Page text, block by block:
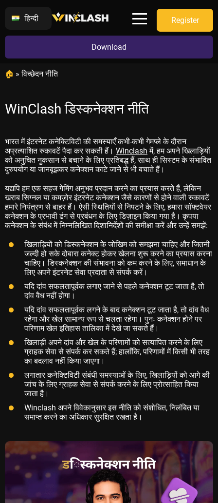
Register
Download
हिन्दी
🏠 »विच्छेदन नीति
WinClash डिस्कनेक्शन नीति
भारत में इंटरनेट कनेक्टिविटी की समस्याएँ कभी-कभी गेमप्ले के दौरान
अप्रत्याशित रुकावटें पैदा कर सकती हैं। Winclash में, हम अपने खिलाड़ियों
को अनुचित नुकसान से बचाने के लिए प्रतिबद्ध हैं, साथ ही सिस्टम के संभावित
दुरुपयोग या जानबूझकर कनेक्शन काटे जाने से भी बचाते हैं।
यद्यपि हम एक सहज गेमिंग अनुभव प्रदान करने का प्रयास करते हैं, लेकिन
खराब सिग्नल या कमज़ोर इंटरनेट कनेक्शन जैसे कारणों से होने वाली रुकावटें
हमारे नियंत्रण से बाहर हैं। ऐसी स्थितियों से निपटने के लिए, हमारा सॉफ़्टवेयर
कनेक्शन के प्रभावी ढंग से प्रबंधन के लिए डिज़ाइन किया गया है। कृपया
कनेक्शन के संबंध में निम्नलिखित दिशानिर्देशों की समीक्षा करें और उन्हें समझें:
खिलाड़ियों को डिस्कनेक्शन के जोखिम को समझना चाहिए और जितनी
जल्दी हो सके दोबारा कनेक्ट होकर खेलना शुरू करने का प्रयास करना
चाहिए। डिस्कनेक्शन की संभावना को कम करने के लिए, समाधान के
लिए अपने इंटरनेट सेवा प्रदाता से संपर्क करें।
यदि दांव सफलतापूर्वक लगाए जाने से पहले कनेक्शन टूट जाता है, तो
दांव वैध नहीं होगा।
यदि दांव सफलतापूर्वक लगने के बाद कनेक्शन टूट जाता है, तो दांव वैध
रहेगा और खेल सामान्य रूप से चलता रहेगा। पुनः कनेक्शन होने पर
परिणाम खेल इतिहास तालिका में देखे जा सकते हैं।
खिलाड़ी अपने दांव और खेल के परिणामों को सत्यापित करने के लिए
ग्राहक सेवा से संपर्क कर सकते हैं; हालाँकि, परिणामों में किसी भी तरह
का बदलाव नहीं किया जाएगा।
लगातार कनेक्टिविटी संबंधी समस्याओं के लिए, खिलाड़ियों को आगे की
जांच के लिए ग्राहक सेवा से संपर्क करने के लिए प्रोत्साहित किया
जाता है।
Winclash अपने विवेकानुसार इस नीति को संशोधित, निलंबित या
समाप्त करने का अधिकार सुरक्षित रखता है।